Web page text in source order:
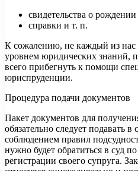
свидетельства о рождении
справки и т. п.
К сожалению, не каждый из нас
уровнем юридических знаний,
всего прибегнуть к помощи
юриспруденции.
Процедура подачи документов
Пакет документов для
обязательно следует подавать
соблюдением правил
нужно будет обратиться в суд
регистрации своего супруга.